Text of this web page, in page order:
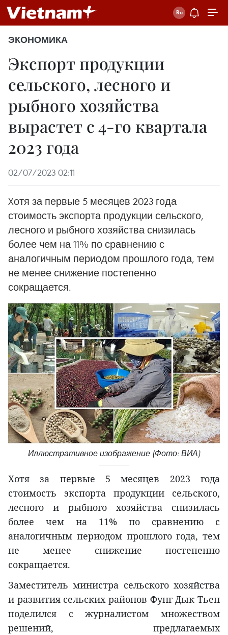
ЭКОНОМИКА
Экспорт продукции
сельского, лесного и
рыбного хозяйства
вырастет с 4-го квартала
2023 года
02/07/2023 02:11
Xотя за первые 5 месяцев 2023 года
стоимость экспорта продукции сельского,
лесного и рыбного хозяйства снизилась
более чем на 11% по сравнению с
аналогичным периодом прошлого года, тем
не менее снижение постепенно
сокращается.
Иллюстративное изображение (Фото: ВИА)
Xотя за первые 5 месяцев 2023 года
стоимость экспорта продукции сельского,
лесного и рыбного хозяйства снизилась
более чем на 11% по сравнению с
аналогичным периодом прошлого года, тем
не менее снижение постепенно
сокращается.
Заместитель министра сельского хозяйства
и развития сельских районов Фунг Дык Тьен
поделился с журналистом множеством
решений, предлагаемых